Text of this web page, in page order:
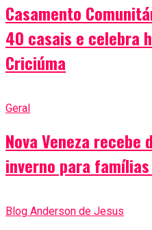
Casamento
40 casais e celebra
Criciúma
Geral
Nova Veneza recebe
inverno para
Blog Anderson de Jesus